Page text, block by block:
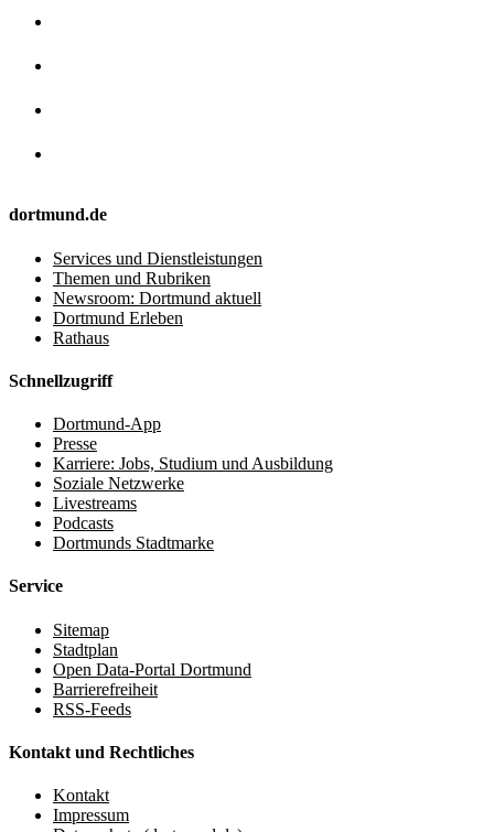
dortmund.de
Services und Dienstleistungen
Themen und Rubriken
Newsroom: Dortmund aktuell
Dortmund Erleben
Rathaus
Schnellzugriff
Dortmund-App
Presse
Karriere: Jobs, Studium und Ausbildung
Soziale Netzwerke
Livestreams
Podcasts
Dortmunds Stadtmarke
Service
Sitemap
Stadtplan
Open Data-Portal Dortmund
Barrierefreiheit
RSS-Feeds
Kontakt und Rechtliches
Kontakt
Impressum